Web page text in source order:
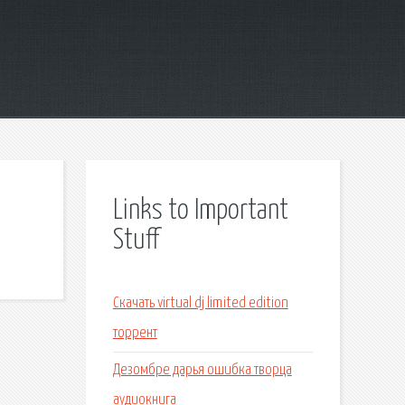
Links to Important
Stuff
Скачать virtual dj limited edition
торрент
Дезомбре дарья ошибка творца
аудиокнига